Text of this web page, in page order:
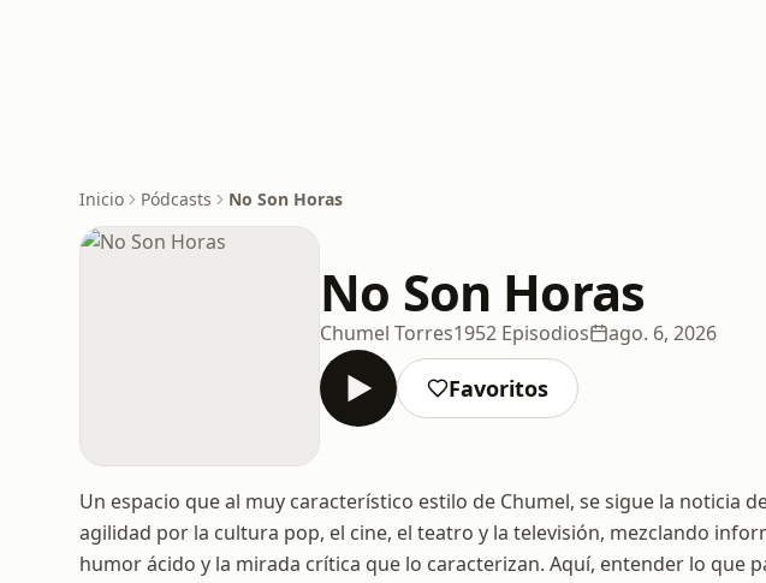
Inicio Pódcasts No Son Horas
No Son Horas
Chumel Torres1952 Episodios ago. 6, 2026
Favoritos
Un espacio que al muy característico estilo de Chumel, se sigue la noticia
agilidad por la cultura pop, el cine, el teatro y la televisión, mezclando
humor ácido y la mirada crítica que lo caracterizan. Aquí, entender lo que